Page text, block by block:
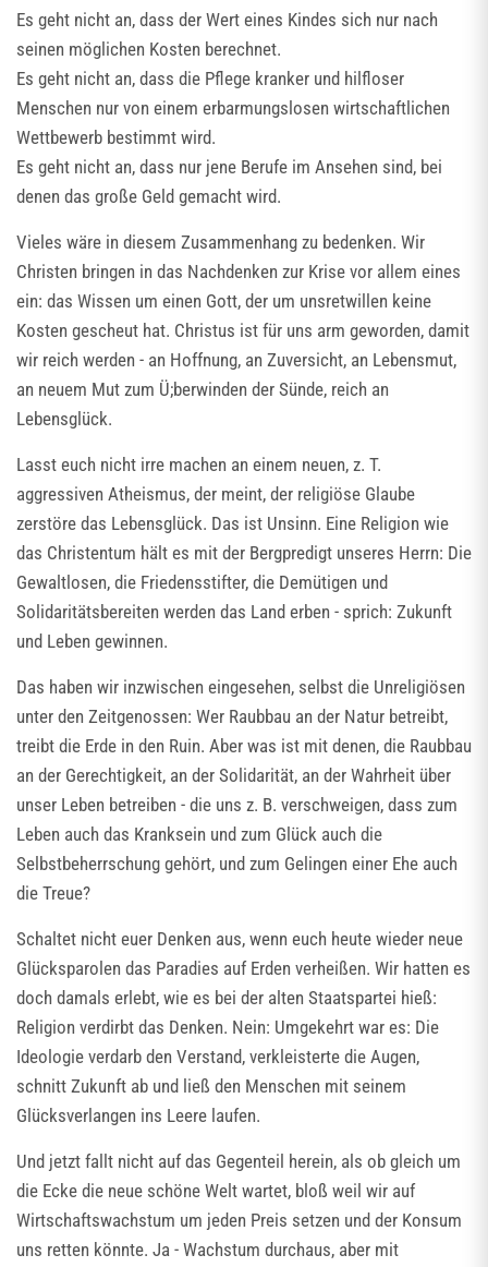
Es geht nicht an, dass der Wert eines Kindes sich nur nach
seinen möglichen Kosten berechnet.
Es geht nicht an, dass die Pflege kranker und hilfloser
Menschen nur von einem erbarmungslosen wirtschaftlichen
Wettbewerb bestimmt wird.
Es geht nicht an, dass nur jene Berufe im Ansehen sind, bei
denen das große Geld gemacht wird.
Vieles wäre in diesem Zusammenhang zu bedenken. Wir
Christen bringen in das Nachdenken zur Krise vor allem eines
ein: das Wissen um einen Gott, der um unsretwillen keine
Kosten gescheut hat. Christus ist für uns arm geworden, damit
wir reich werden - an Hoffnung, an Zuversicht, an Lebensmut,
an neuem Mut zum Ü;berwinden der Sünde, reich an
Lebensglück.
Lasst euch nicht irre machen an einem neuen, z. T.
aggressiven Atheismus, der meint, der religiöse Glaube
zerstöre das Lebensglück. Das ist Unsinn. Eine Religion wie
das Christentum hält es mit der Bergpredigt unseres Herrn: Die
Gewaltlosen, die Friedensstifter, die Demütigen und
Solidaritätsbereiten werden das Land erben - sprich: Zukunft
und Leben gewinnen.
Das haben wir inzwischen eingesehen, selbst die Unreligiösen
unter den Zeitgenossen: Wer Raubbau an der Natur betreibt,
treibt die Erde in den Ruin. Aber was ist mit denen, die Raubbau
an der Gerechtigkeit, an der Solidarität, an der Wahrheit über
unser Leben betreiben - die uns z. B. verschweigen, dass zum
Leben auch das Kranksein und zum Glück auch die
Selbstbeherrschung gehört, und zum Gelingen einer Ehe auch
die Treue?
Schaltet nicht euer Denken aus, wenn euch heute wieder neue
Glücksparolen das Paradies auf Erden verheißen. Wir hatten es
doch damals erlebt, wie es bei der alten Staatspartei hieß:
Religion verdirbt das Denken. Nein: Umgekehrt war es: Die
Ideologie verdarb den Verstand, verkleisterte die Augen,
schnitt Zukunft ab und ließ den Menschen mit seinem
Glücksverlangen ins Leere laufen.
Und jetzt fallt nicht auf das Gegenteil herein, als ob gleich um
die Ecke die neue schöne Welt wartet, bloß weil wir auf
Wirtschaftswachstum um jeden Preis setzen und der Konsum
uns retten könnte. Ja - Wachstum durchaus, aber mit